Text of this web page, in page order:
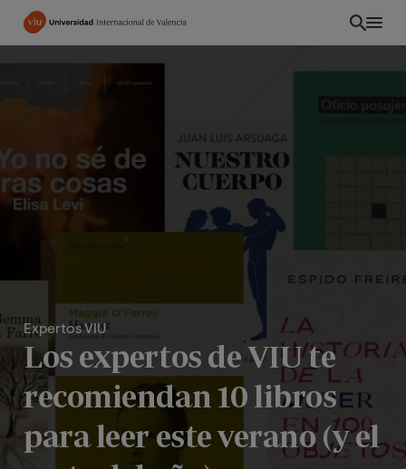
Pasar
Expertos VIU
Los expertos de VIU te
recomiendan 10 libros
para leer este verano (y el